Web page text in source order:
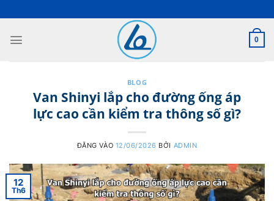
nội
0
BLOG
Van Shinyi lắp cho đường ống áp
lực cao cần kiểm tra thông số gì?
ĐĂNG VÀO 12/06/2026 BỞI ADMIN
12
Th6